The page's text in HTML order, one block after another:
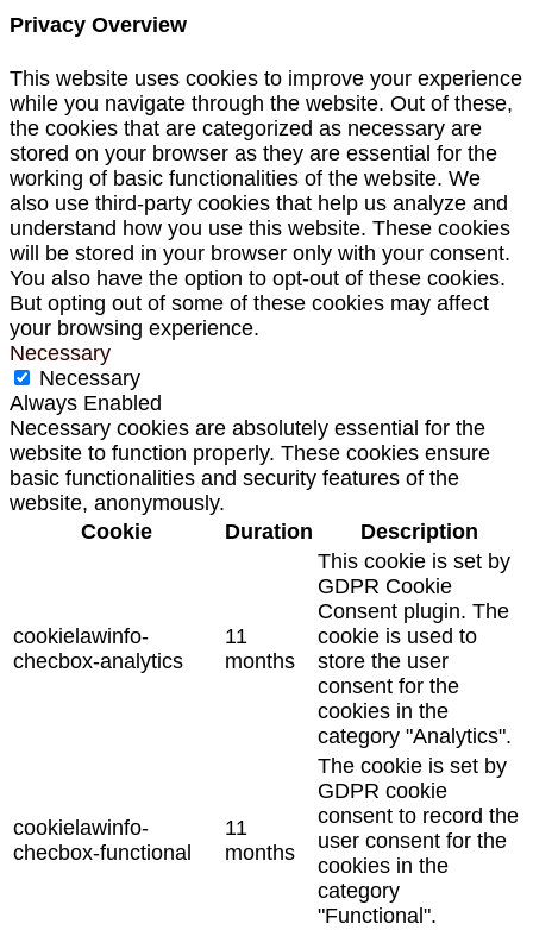
Privacy Overview
This website uses cookies to improve your experience
while you navigate through the website. Out of these,
the cookies that are categorized as necessary are
stored on your browser as they are essential for the
working of basic functionalities of the website. We
also use third-party cookies that help us analyze and
understand how you use this website. These cookies
will be stored in your browser only with your consent.
You also have the option to opt-out of these cookies.
But opting out of some of these cookies may affect
your browsing experience.
Necessary
Necessary
Always Enabled
Necessary cookies are absolutely essential for the
website to function properly. These cookies ensure
basic functionalities and security features of the
website, anonymously.
Cookie
Duration Description
cookielawinfo-
checbox-analytics
11
months
This cookie is set by
GDPR Cookie
Consent plugin. The
cookie is used to
store the user
consent for the
cookies in the
category "Analytics".
cookielawinfo-
checbox-functional
11
months
The cookie is set by
GDPR cookie
consent to record the
user consent for the
cookies in the
category
"Functional".